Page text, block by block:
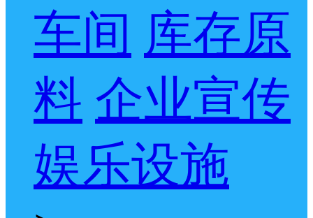
车间 库存原
料 企业宣传
娱乐设施